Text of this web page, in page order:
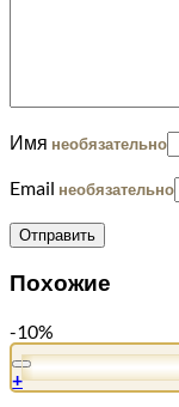
Имя необязательно
Email необязательно
Похожие
-10%
+